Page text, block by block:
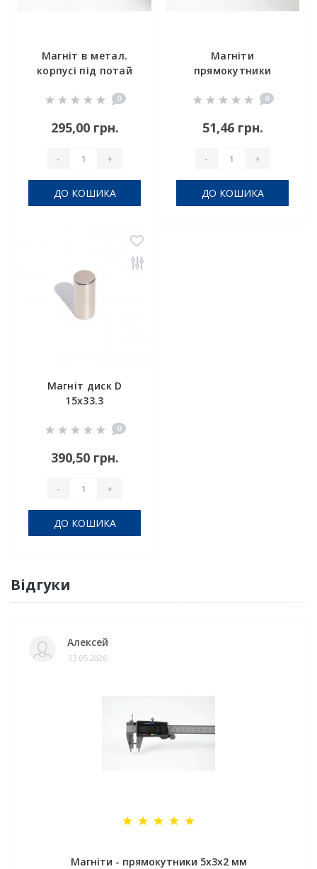
Магніт в метал.
корпусі під потай
0
295,00 грн.
- +
ДО КОШИКА
Магніти
прямокутники
0
51,46 грн.
- +
ДО КОШИКА
Магніт диск D
15х33.3
0
390,50 грн.
- +
ДО КОШИКА
Відгуки
Алексей
03.05.2026
Магніти - прямокутники 5x3x2 мм